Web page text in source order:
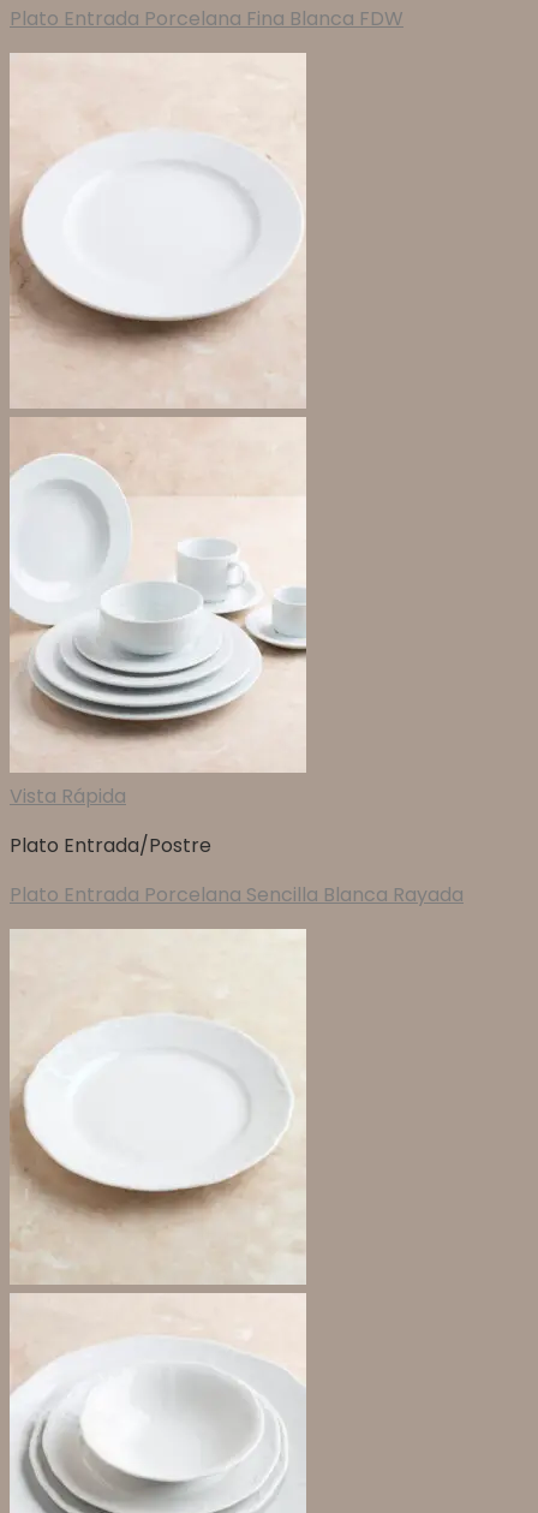
Plato Entrada Porcelana Fina Blanca FDW
Vista Rápida
Plato Entrada/Postre
Plato Entrada Porcelana Sencilla Blanca Rayada